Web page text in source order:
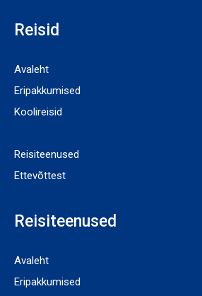
Reisid
Avaleht
Eripakkumised
Koolireisid
Reisiteenused
Ettevõttest
Reisiteenused
Avaleht
Eripakkumised